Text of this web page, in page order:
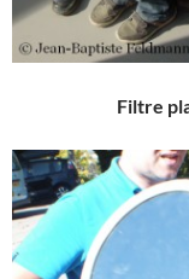
Filtre